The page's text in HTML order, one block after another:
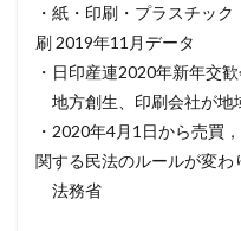
・紙・印刷・プラスチッ
刷 2019年11月データ
・日印産連2020年新年交歓
地方創生、印刷会社が地
・2020年4月1日から売買
関する民法のルールが変わ
法務省